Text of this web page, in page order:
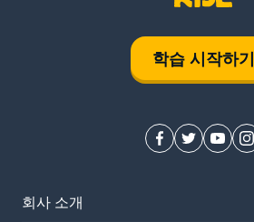
학습 시작하기
회사 소개